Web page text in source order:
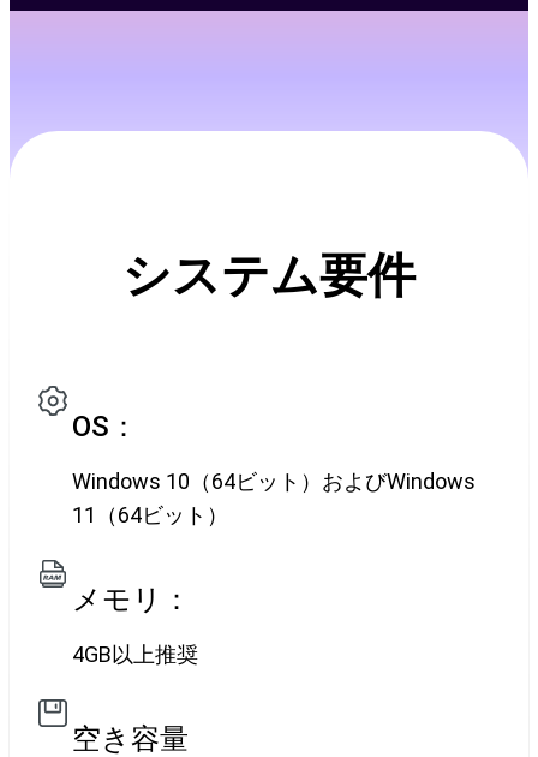
システム要件
OS：
Windows 10（64ビット）およびWindows
11（64ビット）
メモリ：
4GB以上推奨
空き容量